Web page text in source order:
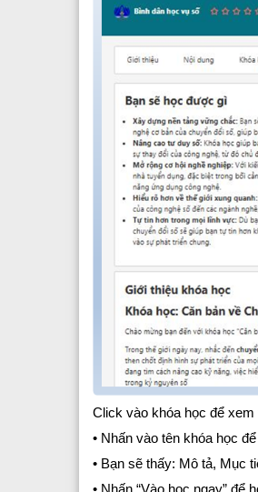
Click vào khóa học để
• Nhấn vào tên khóa học
• Bạn sẽ thấy: Mô tả, Mục
• Nhấn “Vào học ngay” để